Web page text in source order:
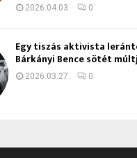
2026.04.03. 0
Egy tiszás aktivista
Bárkányi Bence sötét
2026.03.27. 0